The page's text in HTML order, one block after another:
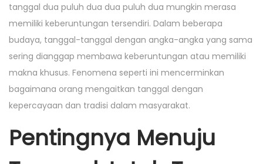
tanggal dua puluh dua dua puluh dua mungkin merasa
memiliki keberuntungan tersendiri. Dalam beberapa
budaya, tanggal-tanggal dengan angka-angka yang sama
sering dianggap membawa keberuntungan atau memiliki
makna khusus. Fenomena seperti ini mencerminkan
bagaimana orang mengaitkan tanggal dengan
kepercayaan dan tradisi dalam masyarakat.
Pentingnya Menuju